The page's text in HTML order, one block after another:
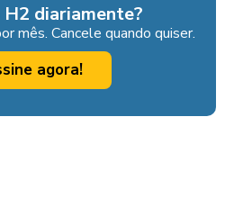
diariamente?
mês. Cancele quando quiser.
agora!